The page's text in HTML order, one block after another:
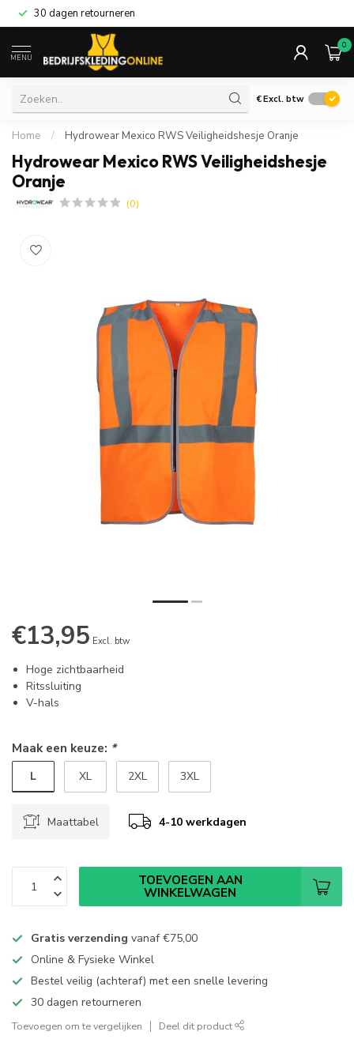
30 dagen retourneren
MENU
0
€Excl. btw
Home / Hydrowear Mexico RWS Veiligheidshesje Oranje
Hydrowear Mexico RWS Veiligheidshesje
Oranje
(0)
€13,95 Excl. btw
Hoge zichtbaarheid
Ritssluiting
V-hals
Maak een keuze: *
L XL 2XL 3XL
Maattabel 4-10 werkdagen
TOEVOEGEN AAN
WINKELWAGEN
Gratis verzending vanaf€75,00
Online & Fysieke Winkel
Bestel veilig (achteraf) met een snelle levering
30 dagen retourneren
Toevoegen om te vergelijken Deel dit product